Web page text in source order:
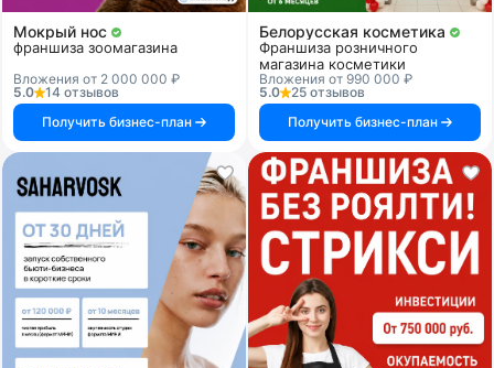
Мокрый нос
франшиза зоомагазина
Вложения от 2 000 000 ₽
5.0
14 отзывов
Получить бизнес-план
Белорусская косметика
Франшиза розничного
магазина косметики
Вложения от 990 000 ₽
5.0
25 отзывов
Получить бизнес-план